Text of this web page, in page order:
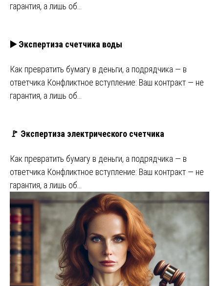
гарантия, а лишь об…
▶️ Экспертиза счетчика воды
Как превратить бумагу в деньги, а подрядчика — в
ответчика Конфликтное вступление: Ваш контракт — не
гарантия, а лишь об…
🚩 Экспертиза электрического счетчика
Как превратить бумагу в деньги, а подрядчика — в
ответчика Конфликтное вступление: Ваш контракт — не
гарантия, а лишь об…